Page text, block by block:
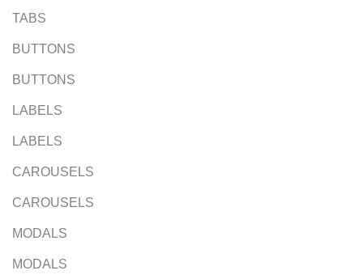
TABS
BUTTONS
BUTTONS
LABELS
LABELS
CAROUSELS
CAROUSELS
MODALS
MODALS